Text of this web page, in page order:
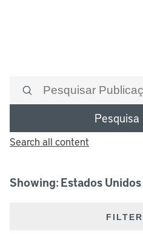
Pesquisa
Search all content
Showing: Estados Unidos